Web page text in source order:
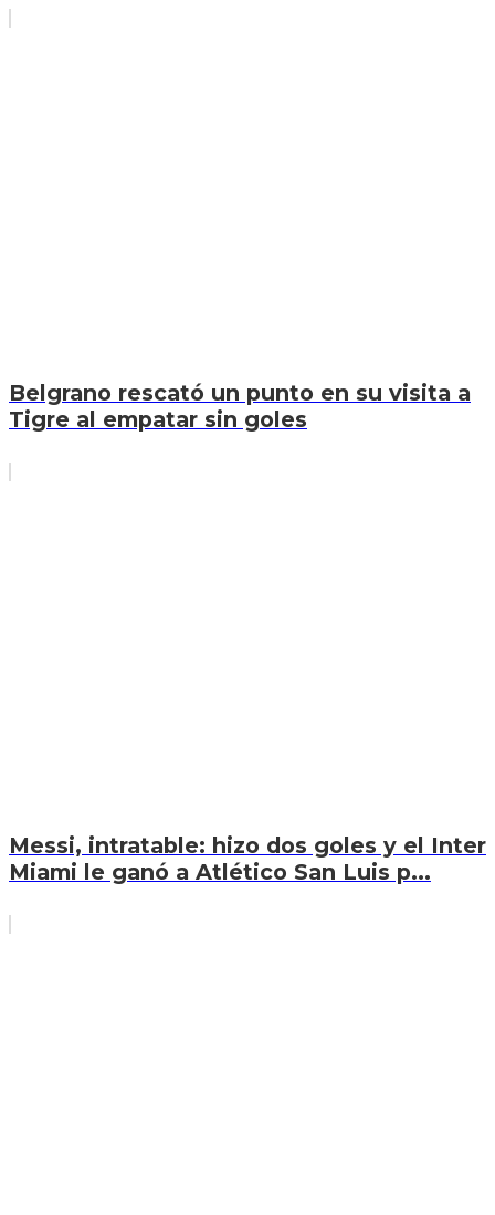
Belgrano rescató un punto en su visita a
Tigre al empatar sin goles
Messi, intratable: hizo dos goles y el Inter
Miami le ganó a Atlético San Luis p...